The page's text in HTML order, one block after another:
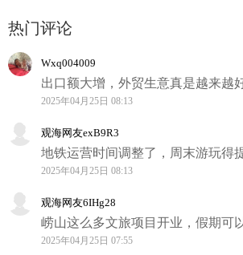
热门评论
Wxq004009
出口额大增，外贸生意真是越来越
2025年04月25日 08:13
观海网友exB9R3
地铁运营时间调整了，周末游玩得
2025年04月25日 08:13
观海网友6IHg28
崂山这么多文旅项目开业，假期可
2025年04月25日 07:55